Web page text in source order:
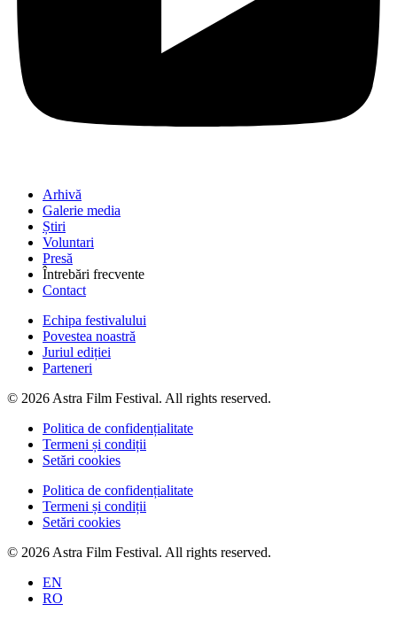
Arhivă
Galerie media
Știri
Voluntari
Presă
Întrebări frecvente
Contact
Echipa festivalului
Povestea noastră
Juriul ediției
Parteneri
© 2026 Astra Film Festival. All rights reserved.
Politica de confidențialitate
Termeni și condiții
Setări cookies
Politica de confidențialitate
Termeni și condiții
Setări cookies
© 2026 Astra Film Festival. All rights reserved.
EN
RO